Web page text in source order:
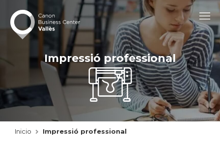
Impressió professional
Inicio Impressió professional